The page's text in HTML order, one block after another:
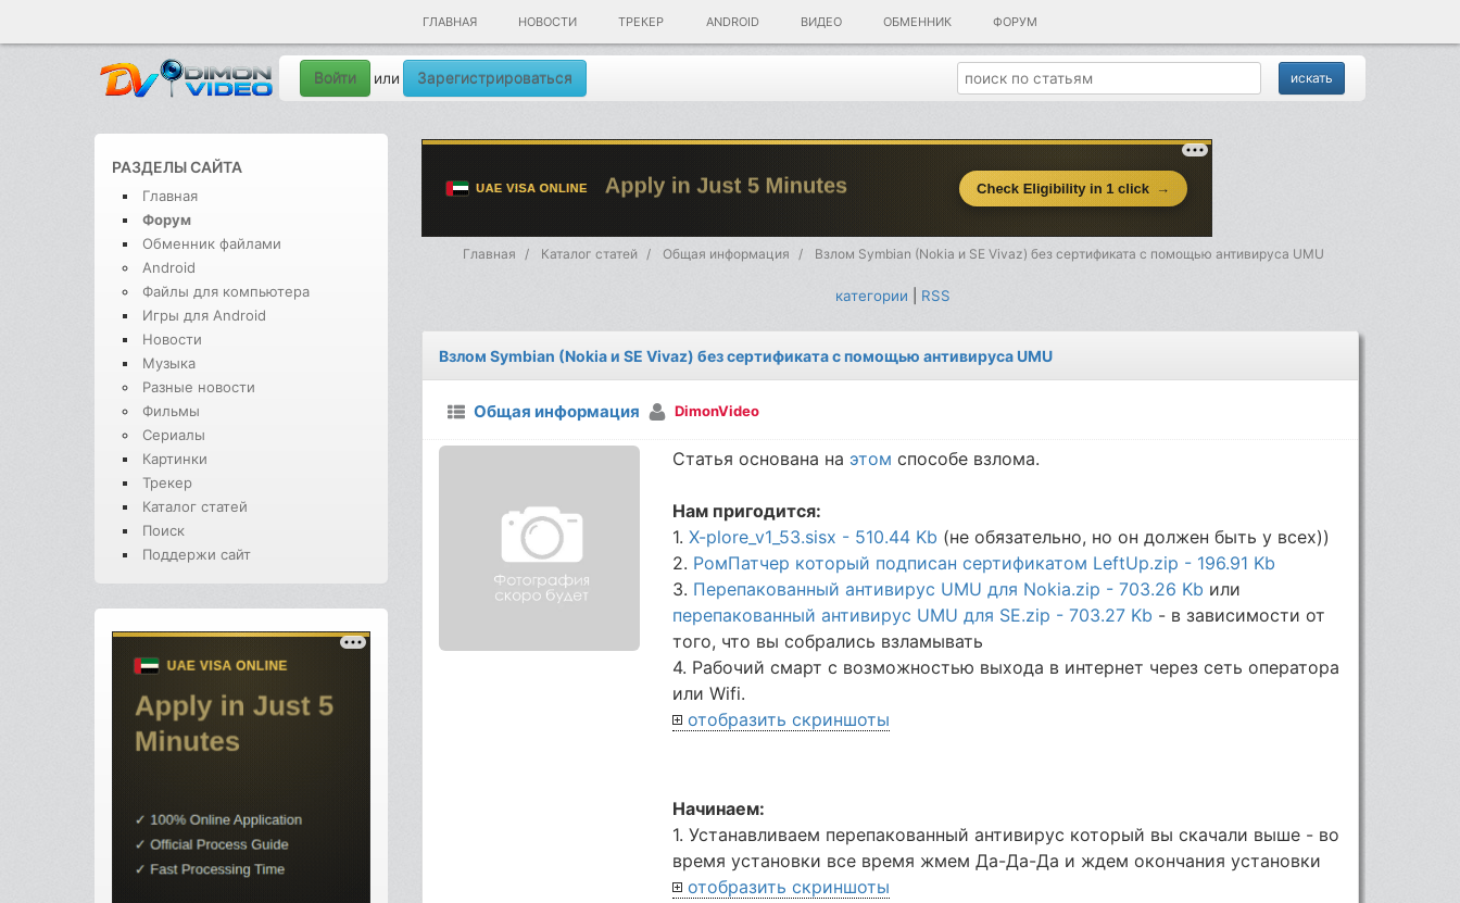
ГЛАВНАЯ НОВОСТИ ТРЕКЕР ANDROID ВИДЕО ОБМЕННИК ФОРУМ
Войти или Зарегистрироваться
РАЗДЕЛЫ САЙТА
Главная
Форум
Обменник файлами
Android
Файлы для компьютера
Игры для Android
Новости
Музыка
Разные новости
Фильмы
Сериалы
Картинки
Трекер
Каталог статей
Поиск
Поддержи сайт
Главная Каталог статей Общая информация Взлом Symbian (Nokia и SE Vivaz) без сертификата с помощью антивируса UMU
категории RSS
Взлом Symbian (Nokia и SE Vivaz) без сертификата с помощью антивируса UMU
Общая информация DimonVideo
Статья основана на этом способе взлома.
Нам пригодится:
1.X-plore_v1_53.sisx - 510.44 Kb (не обязательно, но он должен быть у всех))
2. РомПатчер который подписан сертификатом LeftUp.zip - 196.91 Kb
3. Перепакованный антивирус UMU для Nokia.zip - 703.26 Kb или
перепакованный антивирус UMU для SE.zip - 703.27 Kb - в зависимости от
того, что вы собрались взламывать
4. Рабочий смарт с возможностью выхода в интернет через сеть оператора
или Wifi.
отобразить скриншоты
Начинаем:
1. Устанавливаем перепакованный антивирус который вы скачали выше - во
время установки все время жмем Да-Да-Да и ждем окончания установки
отобразить скриншоты